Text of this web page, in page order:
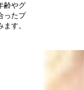
齢やグ
ったプ
す。